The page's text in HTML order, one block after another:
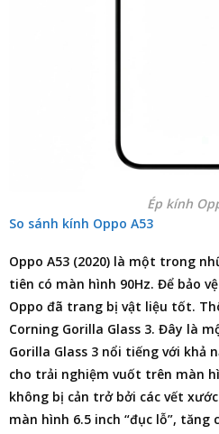
Ép kính
So sánh kính Oppo A53
Oppo A53 (2020) là một trong
tiên có màn hình 90Hz. Để bảo
Oppo đã trang bị vật liệu tốt.
Corning Gorilla Glass 3. Đây là
Gorilla Glass 3 nổi tiếng với khả
cho trải nghiệm vuốt trên màn
không bị cản trở bởi các vết
màn hình 6.5 inch “đục lỗ”, tăng